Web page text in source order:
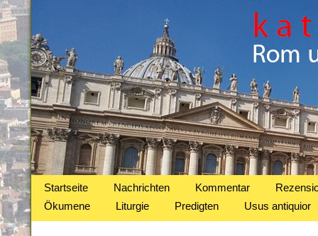
Startseite Nachrichten Kommentar
Ökumene
Liturgie Predigten Usus antiquior